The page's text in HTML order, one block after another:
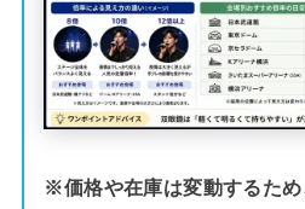
※価格や在庫は変動するた